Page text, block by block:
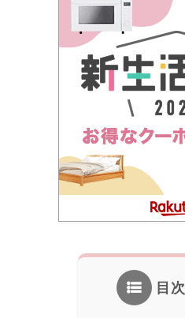
目次